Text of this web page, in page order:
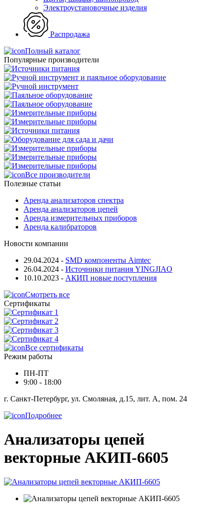
Электроустановочные изделия
Распродажа
Полный каталог
Популярные производители
Все производители
Полезные статьи
Аренда анализаторов спектра
Аренда анализаторов цепей
Аренда измерительных приборов
Аренда калибраторов
Новости компании
29.04.2024 - SMD компоненты Aimtec
26.04.2024 - Источники питания YINGJIAO
10.10.2023 - АКИП новые поступления
Смотреть все
Сертификаты
Все сертификаты
Режим работы
ПН-ПТ
9:00 - 18:00
г. Санкт-Петербург, ул. Смоляная, д.15, лит. А, пом. 24
Подробнее
Анализаторы цепей
векторные АКИП-6605